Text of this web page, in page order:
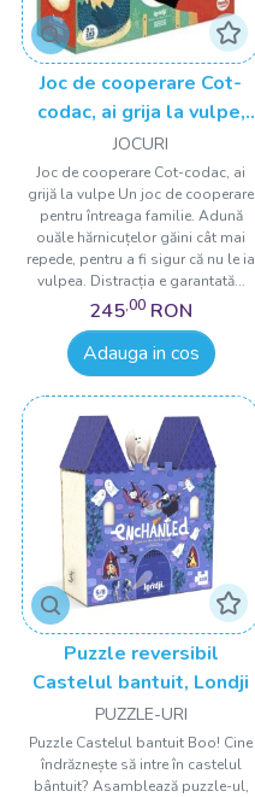
Joc de cooperare Cot-
codac, ai grija la vulpe,
Londji
JOCURI
Joc de cooperare Cot-codac, ai
grijă la vulpe Un joc de cooperare
pentru întreaga familie. Adună
ouăle hărnicuțelor găini cât mai
repede, pentru a fi sigur că nu le ia
vulpea. Distracția e garantată...
245,00 RON
Adauga in cos
Puzzle reversibil
Castelul bantuit, Londji
PUZZLE-URI
Puzzle Castelul bantuit Boo! Cine
îndrăznește să intre în castelul
bântuit? Asamblează puzzle-ul,